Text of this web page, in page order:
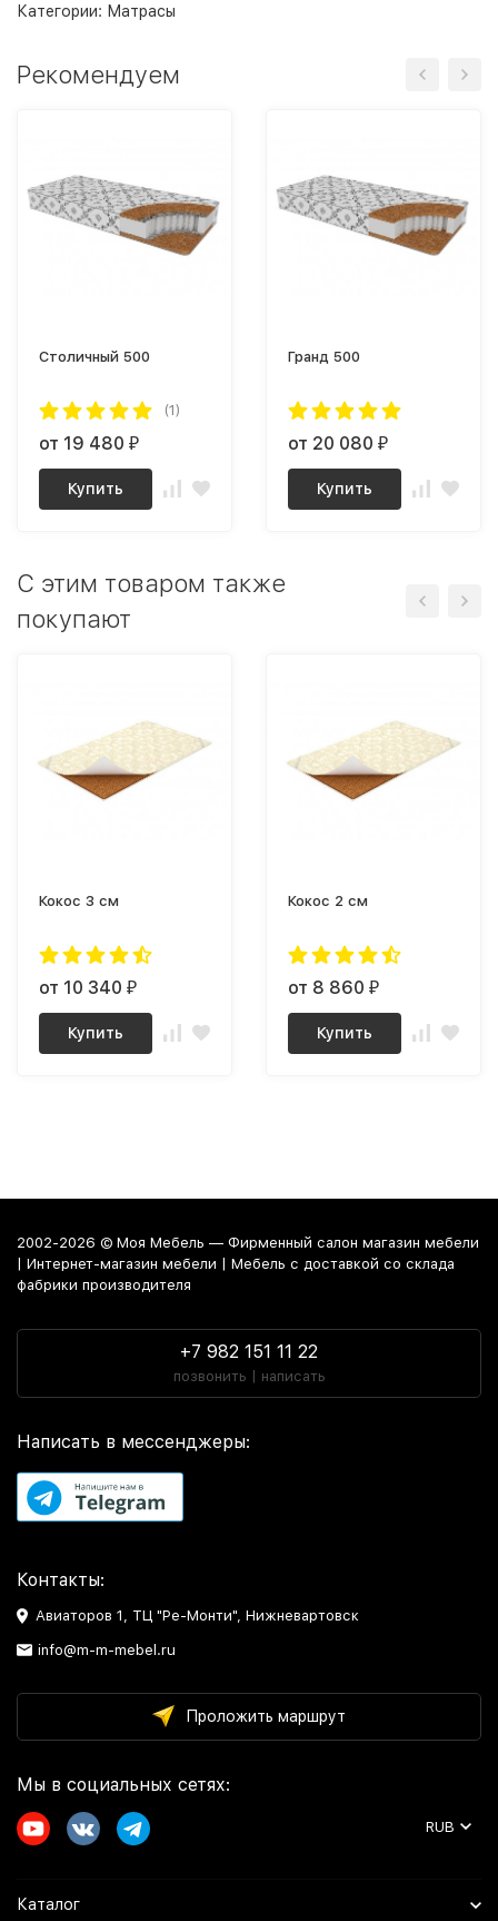
Категории: Матрасы
Рекомендуем
Столичный 500
(1)
от 19 480 ₽
Купить
Гранд 500
от 20 080 ₽
Купить
C этим товаром также
покупают
Кокос 3 см
от 10 340 ₽
Купить
Кокос 2 см
от 8 860 ₽
Купить
2002-2026 © Моя Мебель — Фирменный салон магазин мебели
| Интернет-магазин мебели | Мебель с доставкой со склада
фабрики производителя
+7 982 151 11 22
позвонить | написать
Написать в мессенджеры:
Контакты:
Авиаторов 1, ТЦ "Ре-Монти", Нижневартовск
info@m-m-mebel.ru
Проложить маршрут
Мы в социальных сетях:
RUB
Каталог